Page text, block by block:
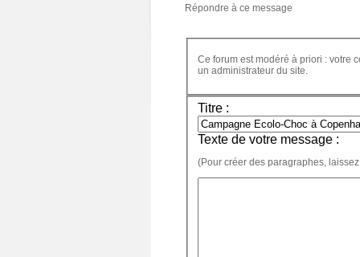
Répondre à ce message
Ce forum est modéré à priori : votre
un administrateur du site.
Titre :
Texte de votre message :
(Pour créer des paragraphes,